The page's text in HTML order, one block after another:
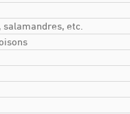
etc.